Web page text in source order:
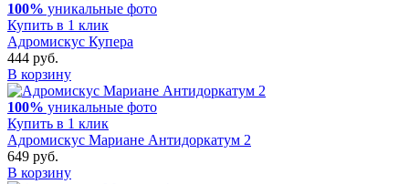
100% уникальные фото
Купить в 1 клик
Адромискус Купера
444 руб.
В корзину
100% уникальные фото
Купить в 1 клик
Адромискус Мариане Антидоркатум 2
649 руб.
В корзину